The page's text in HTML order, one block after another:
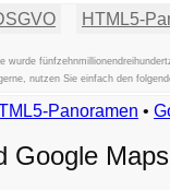
HTML5-
wurde
nutzen Sie einfach den
Panoramen •
Google